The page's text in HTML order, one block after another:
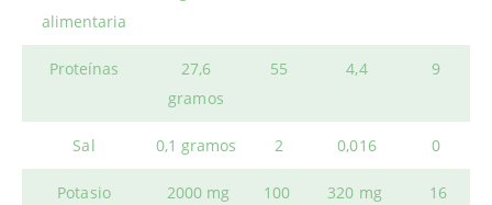
alimentaria
Proteínas
27,6
gramos
55 4,4 9
Sal 0,1 gramos 2 0,016 0
Potasio 2000 mg 100 320 mg 16